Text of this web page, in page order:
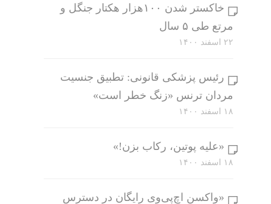
خاکستر شدن ۱۰۰هزار هکتار جنگل و
مرتع طی ۵ سال
۲۲ اسفند ۱۴۰۰
رئیس پزشکی قانونی: تطبیق جنسیت
مردان ترنس «زنگ خطر است»
۱۸ اسفند ۱۴۰۰
«علیه پوتین، رکاب بزن!»
۱۸ اسفند ۱۴۰۰
«واکسن اچ‌پی‌وی رایگان در دسترس